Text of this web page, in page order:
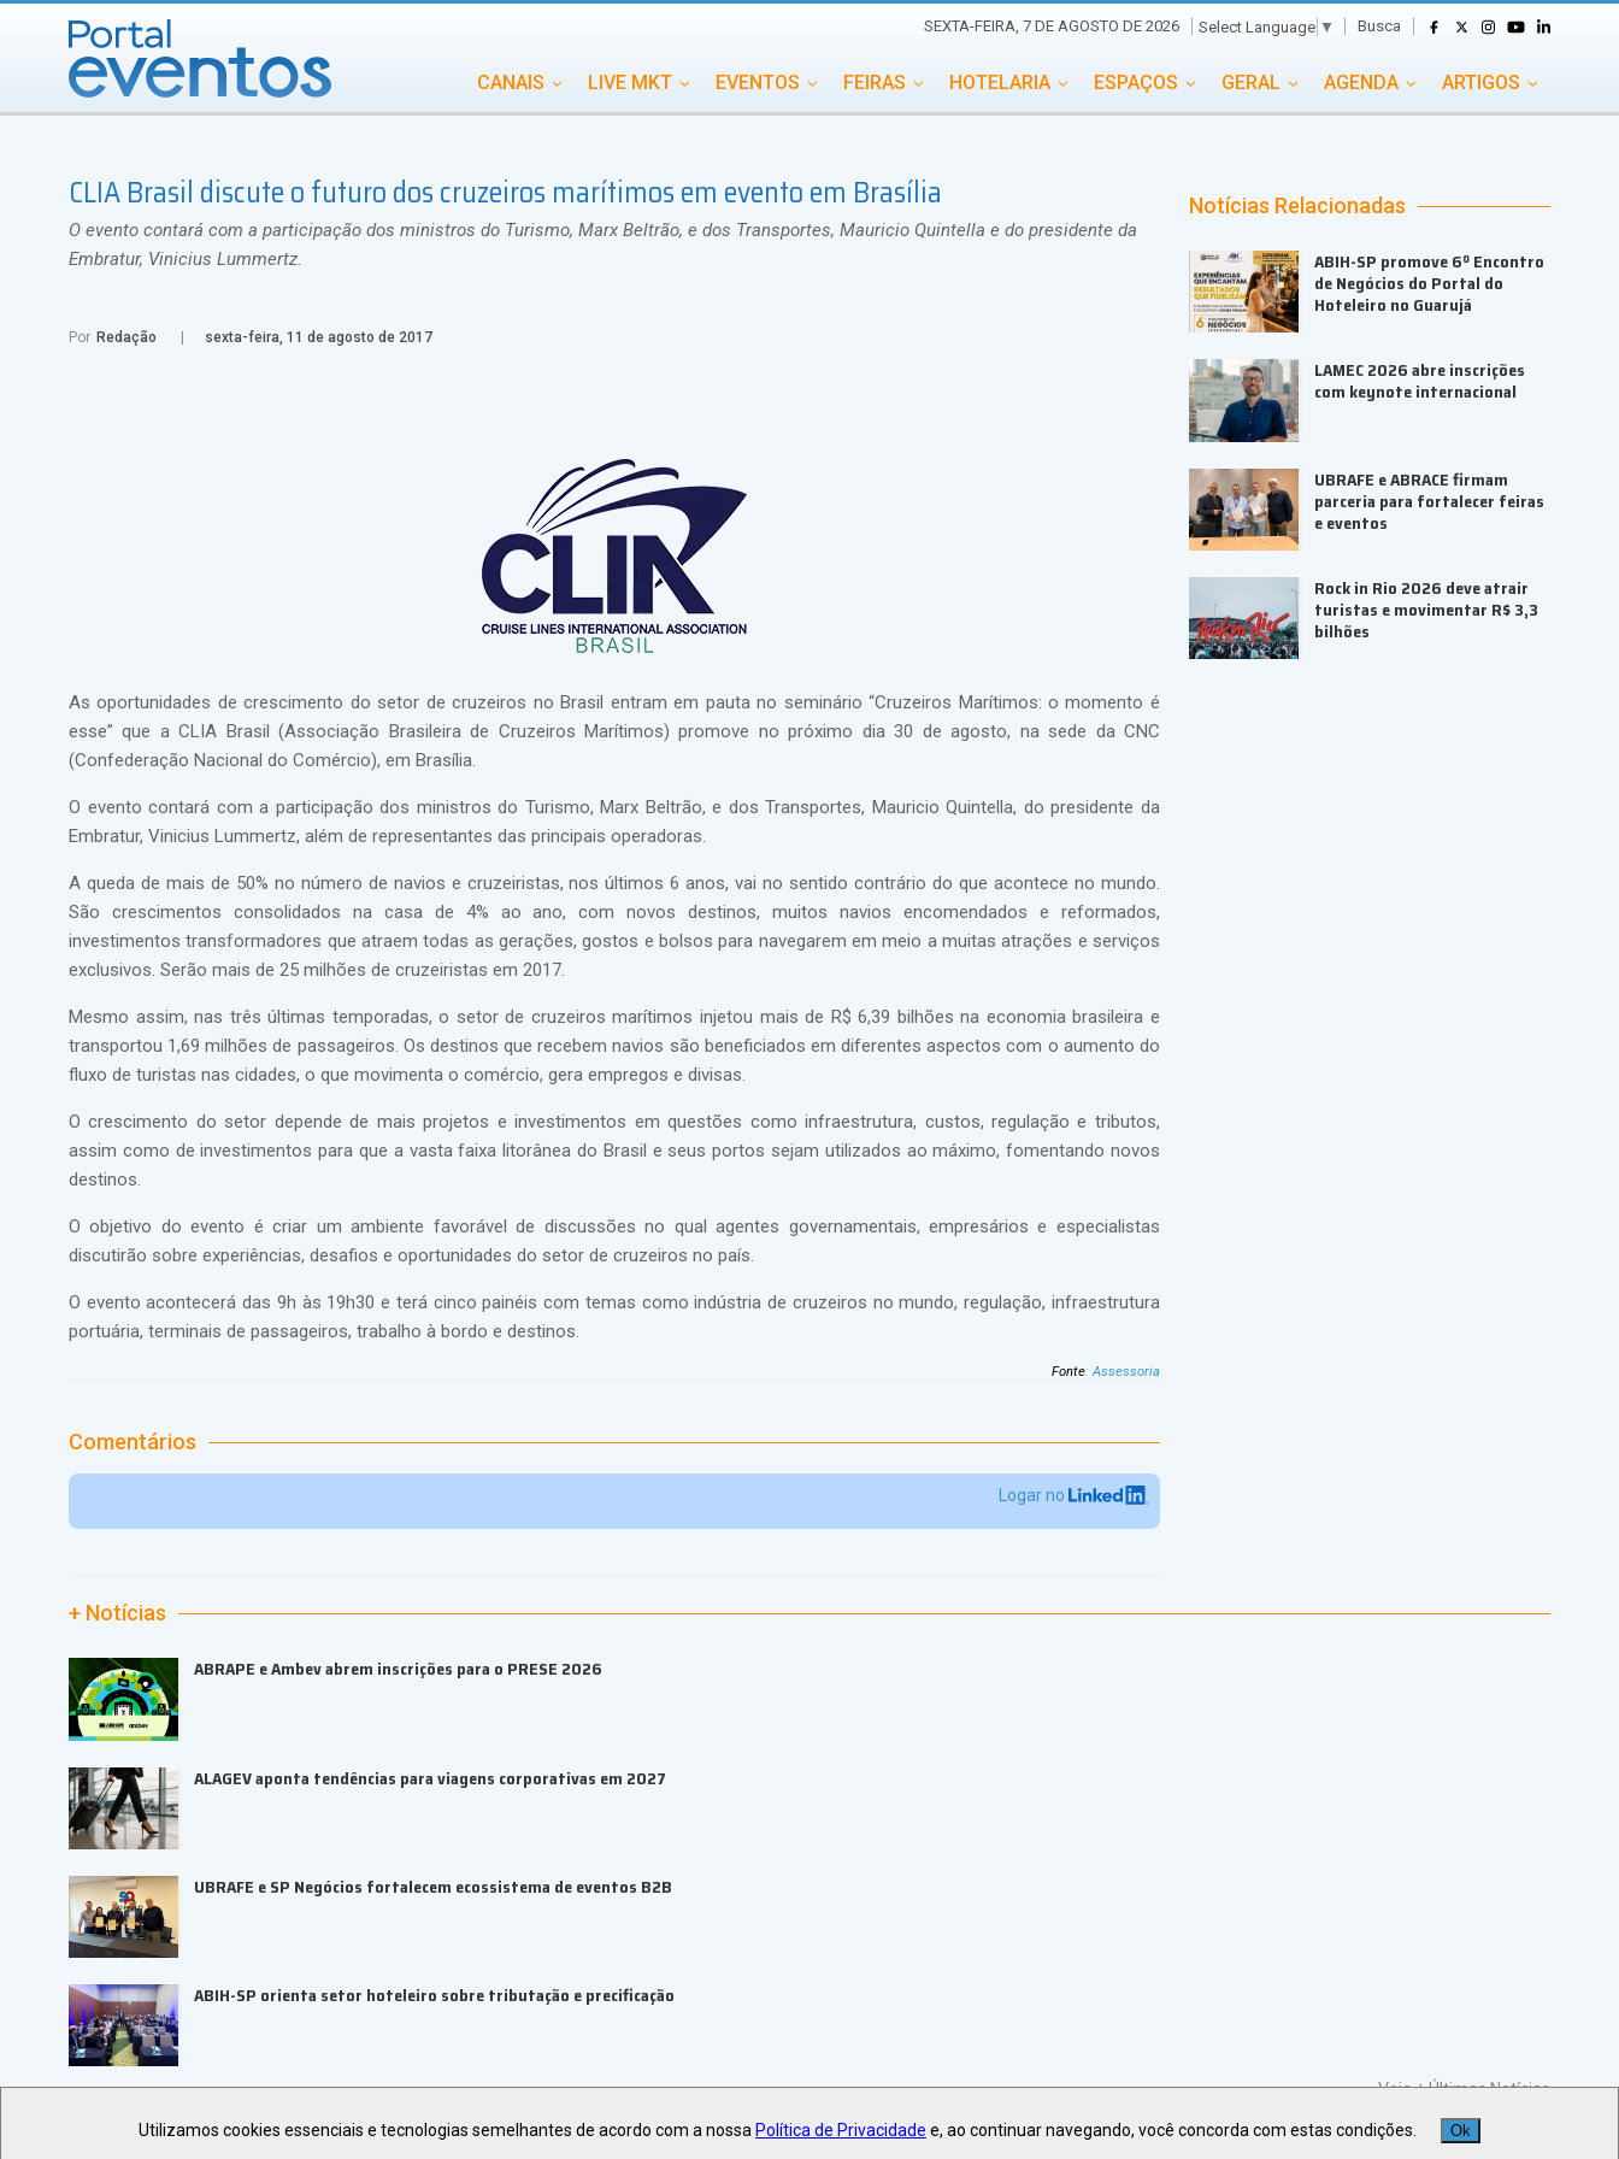
SEXTA-FEIRA, 7 DE AGOSTO DE 2026 Select Language ▼ Busca
CANAIS LIVE MKT EVENTOS FEIRAS HOTELARIA ESPAÇOS GERAL AGENDA ARTIGOS
INCENTIVOS INTERNACIONAL MEMORIAL DE EVENTOS PORTAL EVENTOS TV TRANSPORTES
TURISMO VAI E VEM
CLIA Brasil discute o futuro dos cruzeiros marítimos em evento em Brasília
O evento contará com a participação dos ministros do Turismo, Marx Beltrão, e dos Transportes, Mauricio Quintella e do presidente da
Embratur, Vinicius Lummertz.
Por Redação sexta-feira, 11 de agosto de 2017
As oportunidades de crescimento do setor de cruzeiros no Brasil entram em pauta no seminário “Cruzeiros Marítimos: o momento é
esse” que a CLIA Brasil (Associação Brasileira de Cruzeiros Marítimos) promove no próximo dia 30 de agosto, na sede da CNC
(Confederação Nacional do Comércio), em Brasília.
O evento contará com a participação dos ministros do Turismo, Marx Beltrão, e dos Transportes, Mauricio Quintella, do presidente da
Embratur, Vinicius Lummertz, além de representantes das principais operadoras.
A queda de mais de 50% no número de navios e cruzeiristas, nos últimos 6 anos, vai no sentido contrário do que acontece no mundo.
São crescimentos consolidados na casa de 4% ao ano, com novos destinos, muitos navios encomendados e reformados,
investimentos transformadores que atraem todas as gerações, gostos e bolsos para navegarem em meio a muitas atrações e serviços
exclusivos. Serão mais de 25 milhões de cruzeiristas em 2017.
Mesmo assim, nas três últimas temporadas, o setor de cruzeiros marítimos injetou mais de R$ 6,39 bilhões na economia brasileira e
transportou 1,69 milhões de passageiros. Os destinos que recebem navios são beneficiados em diferentes aspectos com o aumento do
fluxo de turistas nas cidades, o que movimenta o comércio, gera empregos e divisas.
O crescimento do setor depende de mais projetos e investimentos em questões como infraestrutura, custos, regulação e tributos,
assim como de investimentos para que a vasta faixa litorânea do Brasil e seus portos sejam utilizados ao máximo, fomentando novos
destinos.
O objetivo do evento é criar um ambiente favorável de discussões no qual agentes governamentais, empresários e especialistas
discutirão sobre experiências, desafios e oportunidades do setor de cruzeiros no país.
O evento acontecerá das 9h às 19h30 e terá cinco painéis com temas como indústria de cruzeiros no mundo, regulação, infraestrutura
portuária, terminais de passageiros, trabalho à bordo e destinos.
Fonte:Assessoria
Comentários
Logar no
Notícias Relacionadas
ABIH-SP promove 6º Encontro
de Negócios do Portal do
Hoteleiro no Guarujá
LAMEC 2026 abre inscrições
com keynote internacional
UBRAFE e ABRACE firmam
parceria para fortalecer feiras
e eventos
Rock in Rio 2026 deve atrair
turistas e movimentar R$ 3,3
bilhões
+ Notícias
ABRAPE e Ambev abrem inscrições para o PRESE 2026
ALAGEV aponta tendências para viagens corporativas em 2027
UBRAFE e SP Negócios fortalecem ecossistema de eventos B2B
ABIH-SP orienta setor hoteleiro sobre tributação e precificação
Veja +Últimas Notícias
Utilizamos cookies essenciais e tecnologias semelhantes de acordo com a nossa Política de Privacidade e, ao continuar navegando, você concorda com estas condições. Ok